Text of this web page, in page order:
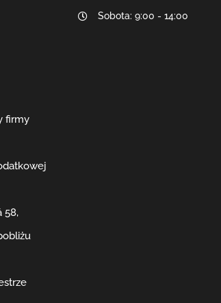
firmy
58,
Sobota: 9:00 - 14:00